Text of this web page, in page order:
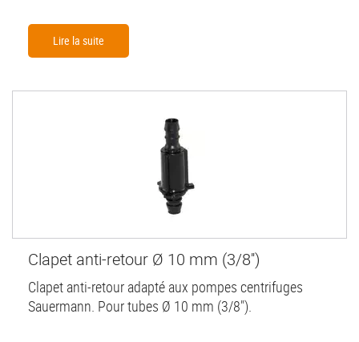
Lire la suite
Clapet anti-retour Ø 10 mm (3/8'')
Clapet anti-retour adapté aux pompes centrifuges
Sauermann. Pour tubes Ø 10 mm (3/8").